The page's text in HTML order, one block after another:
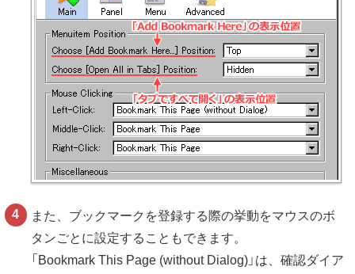
また、ブックマークを登録する際の挙動をマウスのボ
タンごとに設定することもできます。
「Bookmark This Page (without Dialog)」は、確認ダイア